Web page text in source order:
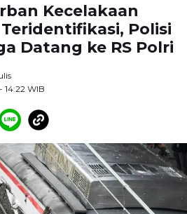
Kecelakaan
Polisi
Datang ke RS Polri
- 14:22 WIB